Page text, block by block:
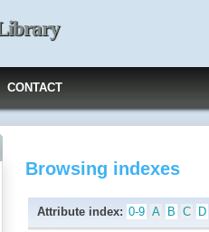
CONTACT
Browsing indexes
Attribute index: 0-9 A B C D